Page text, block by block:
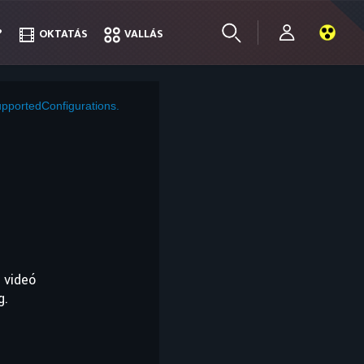
OKTATÁS VALLÁS
OKTATÁS VALLÁS